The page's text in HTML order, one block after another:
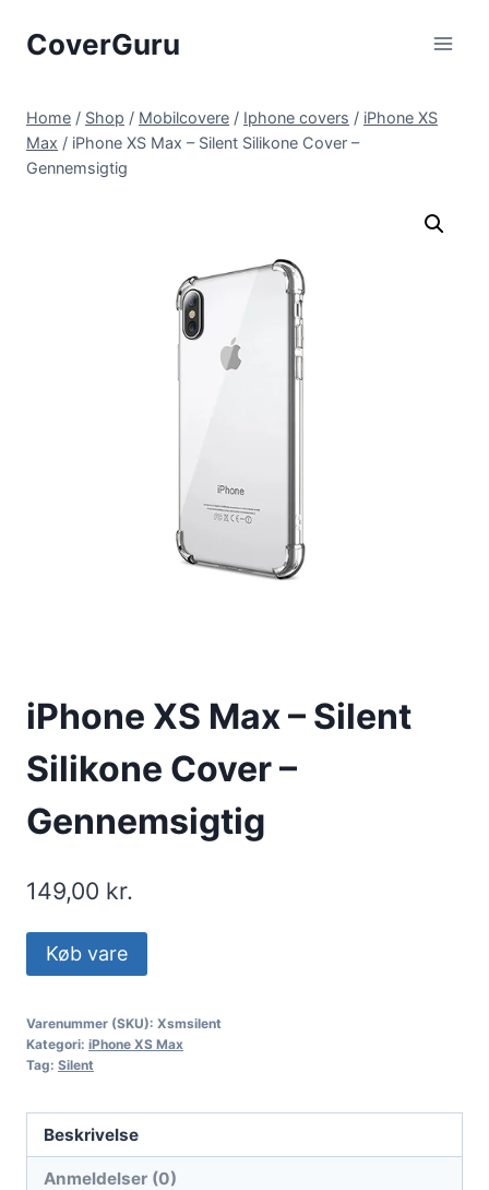
CoverGuru
Home / Shop / Mobilcovere / Iphone covers / iPhone XS
Max / iPhone XS Max – Silent Silikone Cover –
Gennemsigtig
iPhone XS Max – Silent
Silikone Cover –
Gennemsigtig
149,00 kr.
Køb vare
Varenummer (SKU): Xsmsilent
Kategori: iPhone XS Max
Tag: Silent
Beskrivelse
Anmeldelser (0)